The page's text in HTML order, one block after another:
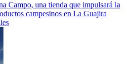
Campo, una tienda que impulsará la
campesinos en La Guajira